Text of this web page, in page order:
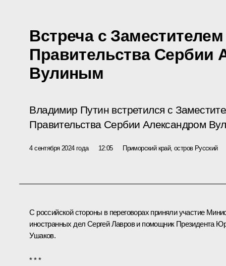
Встреча с
Правительства Сербии
Вулиным
Владимир Путин встретился с
Правительства Сербии Александром
4 сентября 2024 года 12:05 Приморский край, остров Русский
С российской стороны в переговорах приняли участие
иностранных дел Сергей Лаврови помощник Президента
Ушаков.
* * *